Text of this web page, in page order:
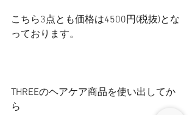
こちら3点とも価格は4500円(税抜)とな
っております。
THREEのヘアケア商品を使い出してか
ら